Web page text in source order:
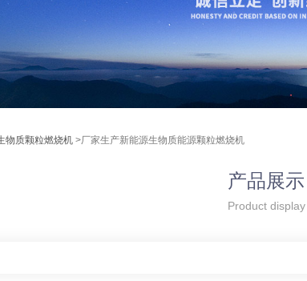
物质颗粒燃烧机 >厂家生产新能源生物质能源颗粒燃烧机
产品展示
Product display